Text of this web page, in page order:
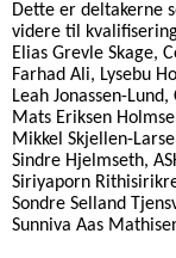
Dette er deltakerne
videre til
Elias Grevle Skage,
Farhad Ali, Lysebu
Leah Jonassen-
Mats Eriksen
Mikkel Skjellen-
Sindre Hjelmseth,
Siriyaporn
Sondre Selland
Sunniva Aas